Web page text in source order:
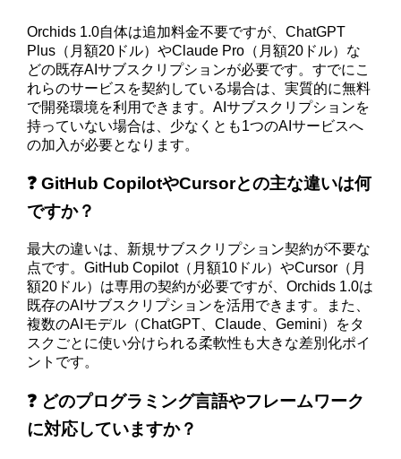
Orchids 1.0自体は追加料金不要ですが、ChatGPT
Plus（月額20ドル）やClaude Pro（月額20ドル）な
どの既存AIサブスクリプションが必要です。すでにこ
れらのサービスを契約している場合は、実質的に無料
で開発環境を利用できます。AIサブスクリプションを
持っていない場合は、少なくとも1つのAIサービスへ
の加入が必要となります。
❓ GitHub CopilotやCursorとの主な違いは何
ですか？
最大の違いは、新規サブスクリプション契約が不要な
点です。GitHub Copilot（月額10ドル）やCursor（月
額20ドル）は専用の契約が必要ですが、Orchids 1.0は
既存のAIサブスクリプションを活用できます。また、
複数のAIモデル（ChatGPT、Claude、Gemini）をタ
スクごとに使い分けられる柔軟性も大きな差別化ポイ
ントです。
❓ どのプログラミング言語やフレームワーク
に対応していますか？